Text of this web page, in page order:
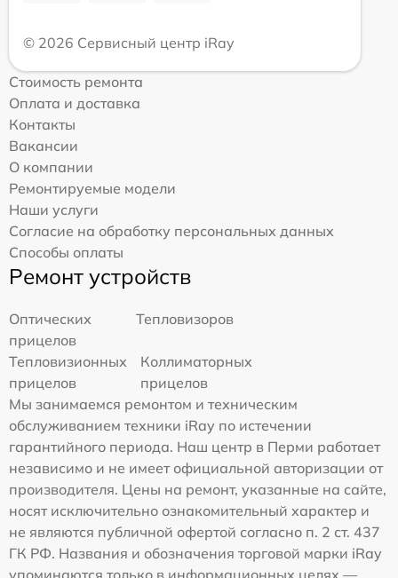
© 2026 Сервисный центр iRay
Стоимость ремонта
Оплата и доставка
Контакты
Вакансии
О компании
Ремонтируемые модели
Наши услуги
Согласие на обработку персональных данных
Способы оплаты
Ремонт устройств
Оптических
прицелов
Тепловизоров
Тепловизионных
прицелов
Коллиматорных
прицелов
Мы занимаемся ремонтом и техническим
обслуживанием техники iRay по истечении
гарантийного периода. Наш центр в Перми работает
независимо и не имеет официальной авторизации от
производителя. Цены на ремонт, указанные на сайте,
носят исключительно ознакомительный характер и
не являются публичной офертой согласно п. 2 ст. 437
ГК РФ. Названия и обозначения торговой марки iRay
упоминаются только в информационных целях —